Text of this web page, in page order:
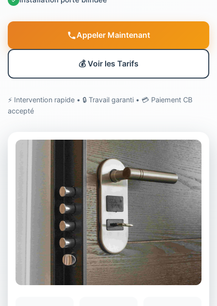
Appeler Maintenant
💰 Voir les Tarifs
⚡ Intervention rapide • 🔒 Travail garanti • 💳 Paiement CB
accepté